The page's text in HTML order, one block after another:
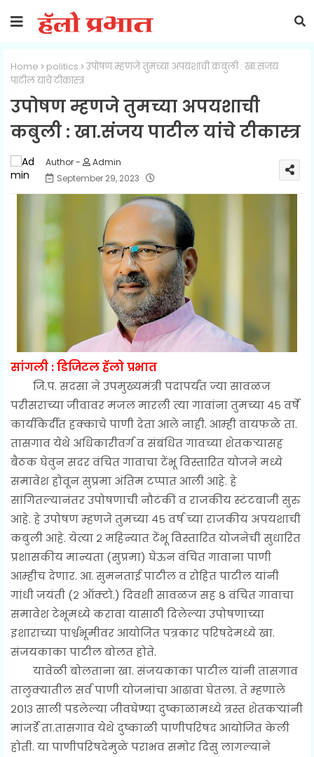
Home politics
उपोषण म्हणजे तुमच्या अपयशाची कबुली : खा.संजय
पाटील यांचे टीकास्त्र
उपोषण म्हणजे तुमच्या अपयशाची
कबुली : खा.संजय पाटील यांचे टीकास्त्र
Admin
September 29, 2023
सांगली : डिजिटल हॅलो प्रभात
जि.प. सदसा ने उपमुख्यमंत्री पदापर्यंत ज्या सावळज
परीसराच्या जीवावर मजल मारली त्या गावांना तुमच्या ४५ वर्षे
कार्यकिर्दीत हक्काचे पाणी देता आले नाही. आम्ही वायफळे ता.
तासगाव येथे अधिकारीवर्ग व संबंधित गावच्या शेतकऱ्यासह
बैठक घेवुन सदर वंचित गावाचा टेंभू विस्तारित योजने मध्ये
समावेश होवून सुप्रमा अंतिम टप्पात आली आहे. हे
सांगितल्यानंतर उपोषणाची नौटंकी व राजकीय स्टंटबाजी सुरु
आहे. हे उपोषण म्हणजे तुमच्या ४५ वर्ष च्या राजकीय अपयशाची
कबुली आहे. येत्या २ महिन्यात टेंभू विस्तारित योजनेची सुधारित
प्रशासकीय मान्यता (सुप्रमा) घेऊन वंचित गावाना पाणी
आम्हीच देणार. आ. सुमनताई पाटील व रोहित पाटील यांनी
गांधी जयंती (२ ऑक्टो.) दिवशी सावळज सह ८ वंचित गावाचा
समावेश टेभूमध्ये करावा यासाठी दिलेल्या उपोषणाच्या
इशाराच्या पार्श्वभूमीवर आयोजित पत्रकार परिषदेमध्ये खा.
संजयकाका पाटील बोलत होते.
यावेळी बोलताना खा. संजयकाका पाटील यांनी तासगाव
तालुक्यातील सर्व पाणी योजनांचा आढावा घेतला. ते म्हणाले
२०१३ साली पडलेल्या जीवघेण्या दुष्काळामध्ये त्रस्त शेतकऱ्यांनी
मांजर्डे ता.तासगाव येथे दुष्काळी पाणीपरिषद आयोजित केली
होती. या पाणीपरिषदेमुळे पराभव समोर दिसु लागल्याने